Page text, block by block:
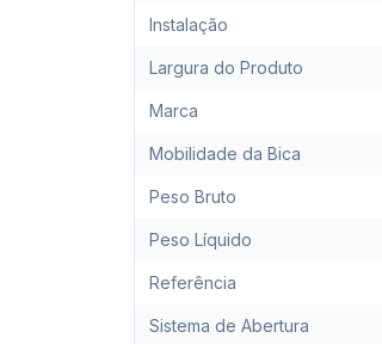
Instalação
Largura do Produto
Marca
Mobilidade da Bica
Peso Bruto
Peso Líquido
Referência
Sistema de Abertura